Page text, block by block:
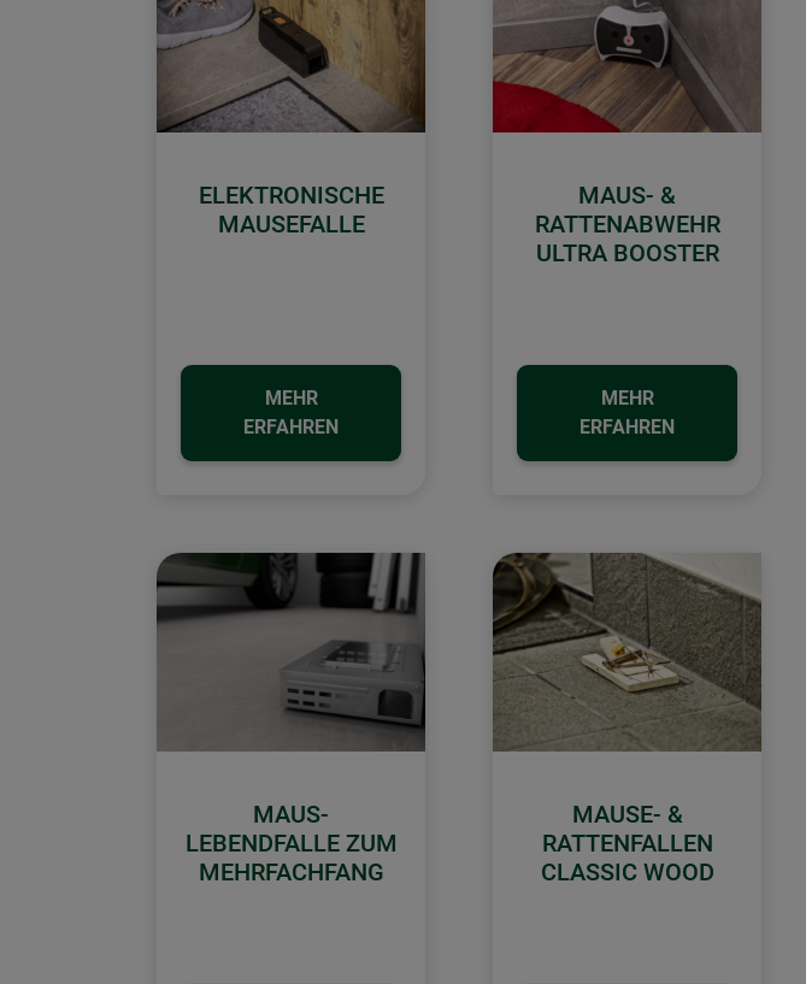
ELEKTRONISCHE
MAUSEFALLE
MEHR
ERFAHREN
MAUS- &
RATTENABWEHR
ULTRA BOOSTER
MEHR
ERFAHREN
MAUS-
LEBENDFALLE ZUM
MEHRFACHFANG
MAUSE- &
RATTENFALLEN
CLASSIC WOOD